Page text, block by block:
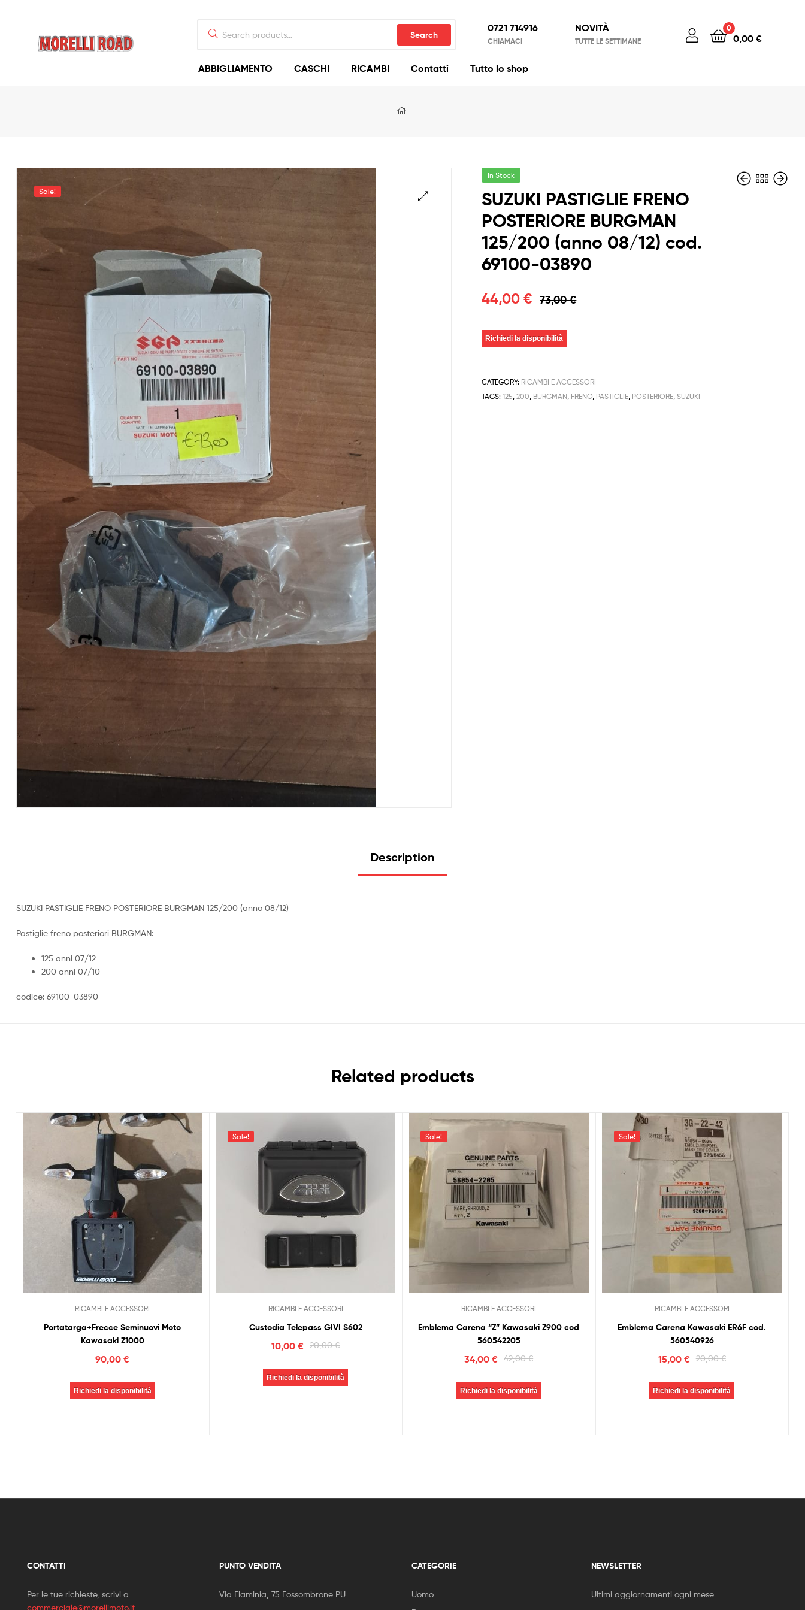
Search
0721 714916
CHIAMACI
NOVITÀ
TUTTE LE SETTIMANE
0
0,00 €
ABBIGLIAMENTO CASCHI RICAMBI Contatti Tutto lo shop
Sale!
In Stock
SUZUKI PASTIGLIE FRENO
POSTERIORE BURGMAN
125/200 (anno 08/12) cod.
69100-03890
73,00€
44,00€
Richiedi la disponibilità
CATEGORY: RICAMBI E ACCESSORI
TAGS:125,200, BURGMAN, FRENO, PASTIGLIE, POSTERIORE,SUZUKI
Description
SUZUKI PASTIGLIE FRENO POSTERIORE BURGMAN 125/200 (anno 08/12)
Pastiglie freno posteriori BURGMAN:
125 anni 07/12
200 anni 07/10
codice: 69100-03890
Related products
RICAMBI E ACCESSORI
Portatarga+Frecce Seminuovi Moto
Kawasaki Z1000
90,00€
Richiedi la disponibilità
Sale!
RICAMBI E ACCESSORI
Custodia Telepass GIVI S602
20,00€
10,00€
Richiedi la disponibilità
Sale!
RICAMBI E ACCESSORI
Emblema Carena “Z” Kawasaki Z900 cod
560542205
42,00€
34,00€
Richiedi la disponibilità
Sale!
RICAMBI E ACCESSORI
Emblema Carena Kawasaki ER6F cod.
560540926
20,00€
15,00 €
Richiedi la disponibilità
CONTATTI
Per le tue richieste, scrivi a
commerciale@morellimoto.it
PUNTO VENDITA
Via Flaminia, 75 Fossombrone PU
CATEGORIE
Uomo
NEWSLETTER
Ultimi aggiornamenti ogni mese